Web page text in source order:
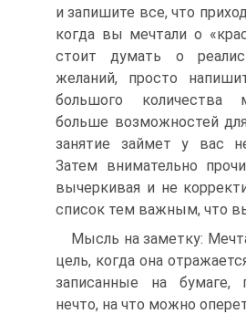
и запишите все, что
когда вы мечтали о
стоит думать о
желаний, просто
большого количества
больше возможностей
занятие займет у вас
Затем внимательно
вычеркивая и не
список тем важным, что
Мысль на заметку:
цель, когда она
записанные на бумаге,
нечто, на что можно